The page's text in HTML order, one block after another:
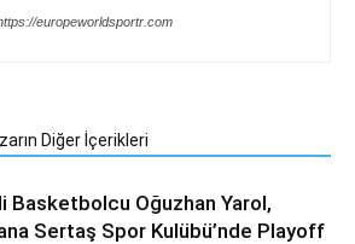
europeworldsportr.com
Diğer İçerikleri
Basketbolcu Oğuzhan Yarol,
Sertaş Spor Kulübü’nde Playoff